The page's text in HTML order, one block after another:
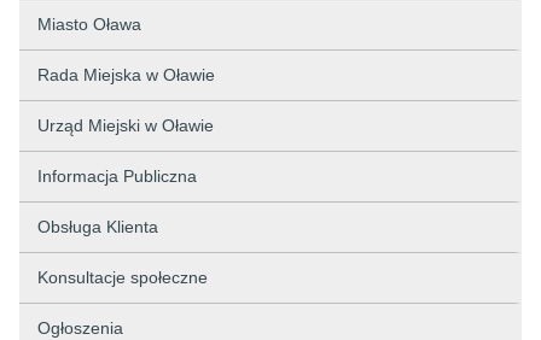
Miasto Oława
Rada Miejska w Oławie
Urząd Miejski w Oławie
Informacja Publiczna
Obsługa Klienta
Konsultacje społeczne
Ogłoszenia